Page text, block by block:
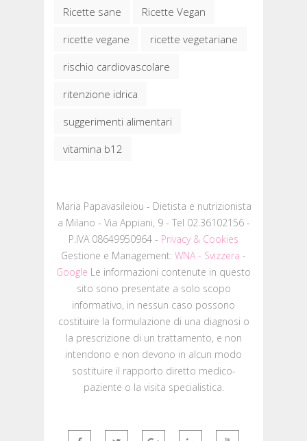
Ricette sane
Ricette Vegan
ricette vegane
ricette vegetariane
rischio cardiovascolare
ritenzione idrica
suggerimenti alimentari
vitamina b12
Maria Papavasileiou - Dietista e nutrizionista
a Milano - Via Appiani, 9 - Tel 02.36102156 -
P.IVA 08649950964 - Privacy & Cookies
Gestione e Management: WNA - Svizzera -
Google Le informazioni contenute in questo
sito sono presentate a solo scopo
informativo, in nessun caso possono
costituire la formulazione di una diagnosi o
la prescrizione di un trattamento, e non
intendono e non devono in alcun modo
sostituire il rapporto diretto medico-
paziente o la visita specialistica.